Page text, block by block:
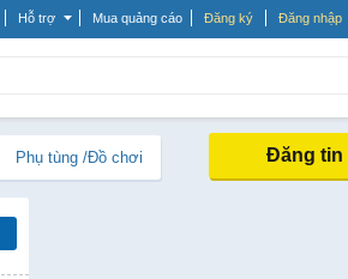
Hỗ trợ Mua quảng cáo Đăng ký Đăng nhập
Phụ tùng /Đồ chơi Đăng tin